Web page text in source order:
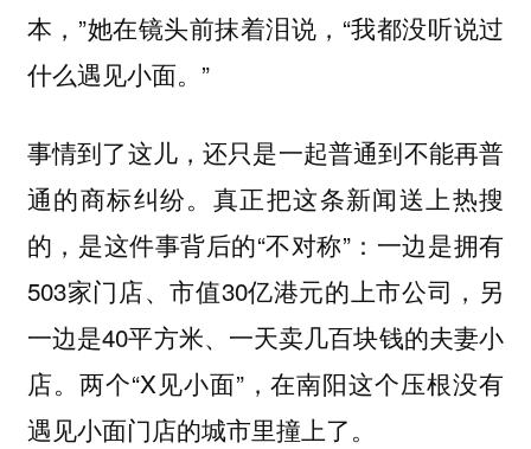
本，”她在镜头前抹着泪说，“我都没听说过
什么遇见小面。”
事情到了这儿，还只是一起普通到不能再普
通的商标纠纷。真正把这条新闻送上热搜
的，是这件事背后的“不对称”：一边是拥有
503家门店、市值30亿港元的上市公司，另
一边是40平方米、一天卖几百块钱的夫妻小
店。两个“X见小面”，在南阳这个压根没有
遇见小面门店的城市里撞上了。